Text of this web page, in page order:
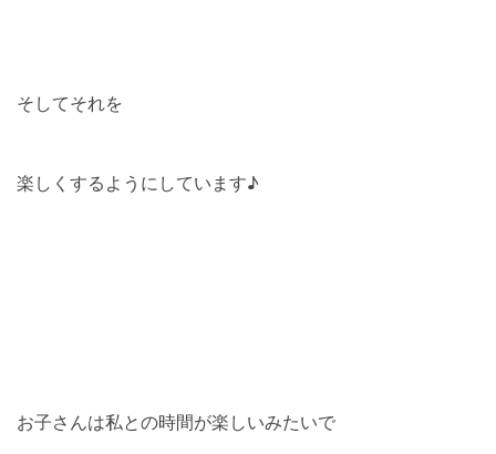
そしてそれを
楽しくするようにしています♪
お子さんは私との時間が楽しいみたいで